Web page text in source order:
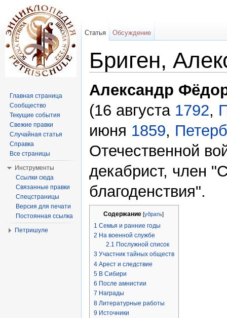
Бриген,
Александр
(16 августа 1792,
июня 1859,
Отечественной
декабрист, член
благоденствия".
Содержание[убрать]
1 Семья и ранние годы
2 На военной службе
2.1 Послужной список
3 Участник тайных обществ
4 Арест и следствие
5 В Сибири
6 После амнистии
7 Награды
8 Литературные работы
9 Источники
Статья Обсуждение
Главная страница
Сообщество
Текущие события
Свежие правки
Случайная статья
Справка
Все страницы
Инструменты
Ссылки сюда
Связанные правки
Спецстраницы
Версия для печати
Постоянная ссылка
Петришуле